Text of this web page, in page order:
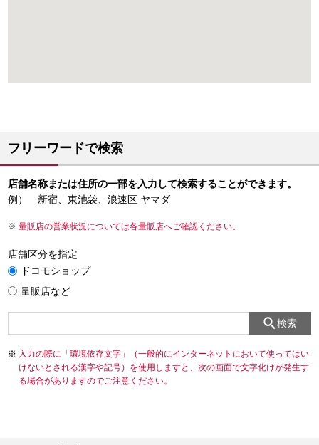
フリーワードで検索
店舗名称または住所の一部を入力して検索することができます。
例） 新宿、東池袋、浪速区 ヤマダ
量販店の営業状況については各量販店へご確認ください。
店舗区分を指定
ドコモショップ
量販店など
検索
入力の際に「環境依存文字」（一般的にインターネットにおいて使ってはい
けないとされる漢字や記号）を使用しますと、次の画面で文字化けが発生す
る場合がありますのでご注意ください。